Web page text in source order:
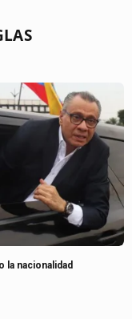
la nacionalidad